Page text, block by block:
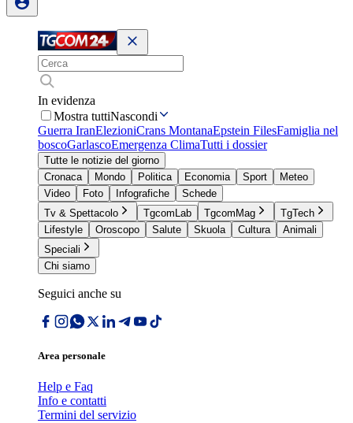
In evidenza
Mostra tuttiNascondi
Guerra IranElezioniCrans MontanaEpstein FilesFamiglia nel
boscoGarlascoEmergenza ClimaTutti i dossier
Tutte le notizie del giorno
Cronaca
Mondo Politica Economia Sport
Meteo
Video
Foto Infografiche
Schede
Tv & Spettacolo
TgcomLab TgcomMag
TgTech
Lifestyle
Oroscopo Salute Skuola Cultura
Animali
Speciali
Chi siamo
Seguici anche su
Area personale
Help e Faq
Info e contatti
Termini del servizio